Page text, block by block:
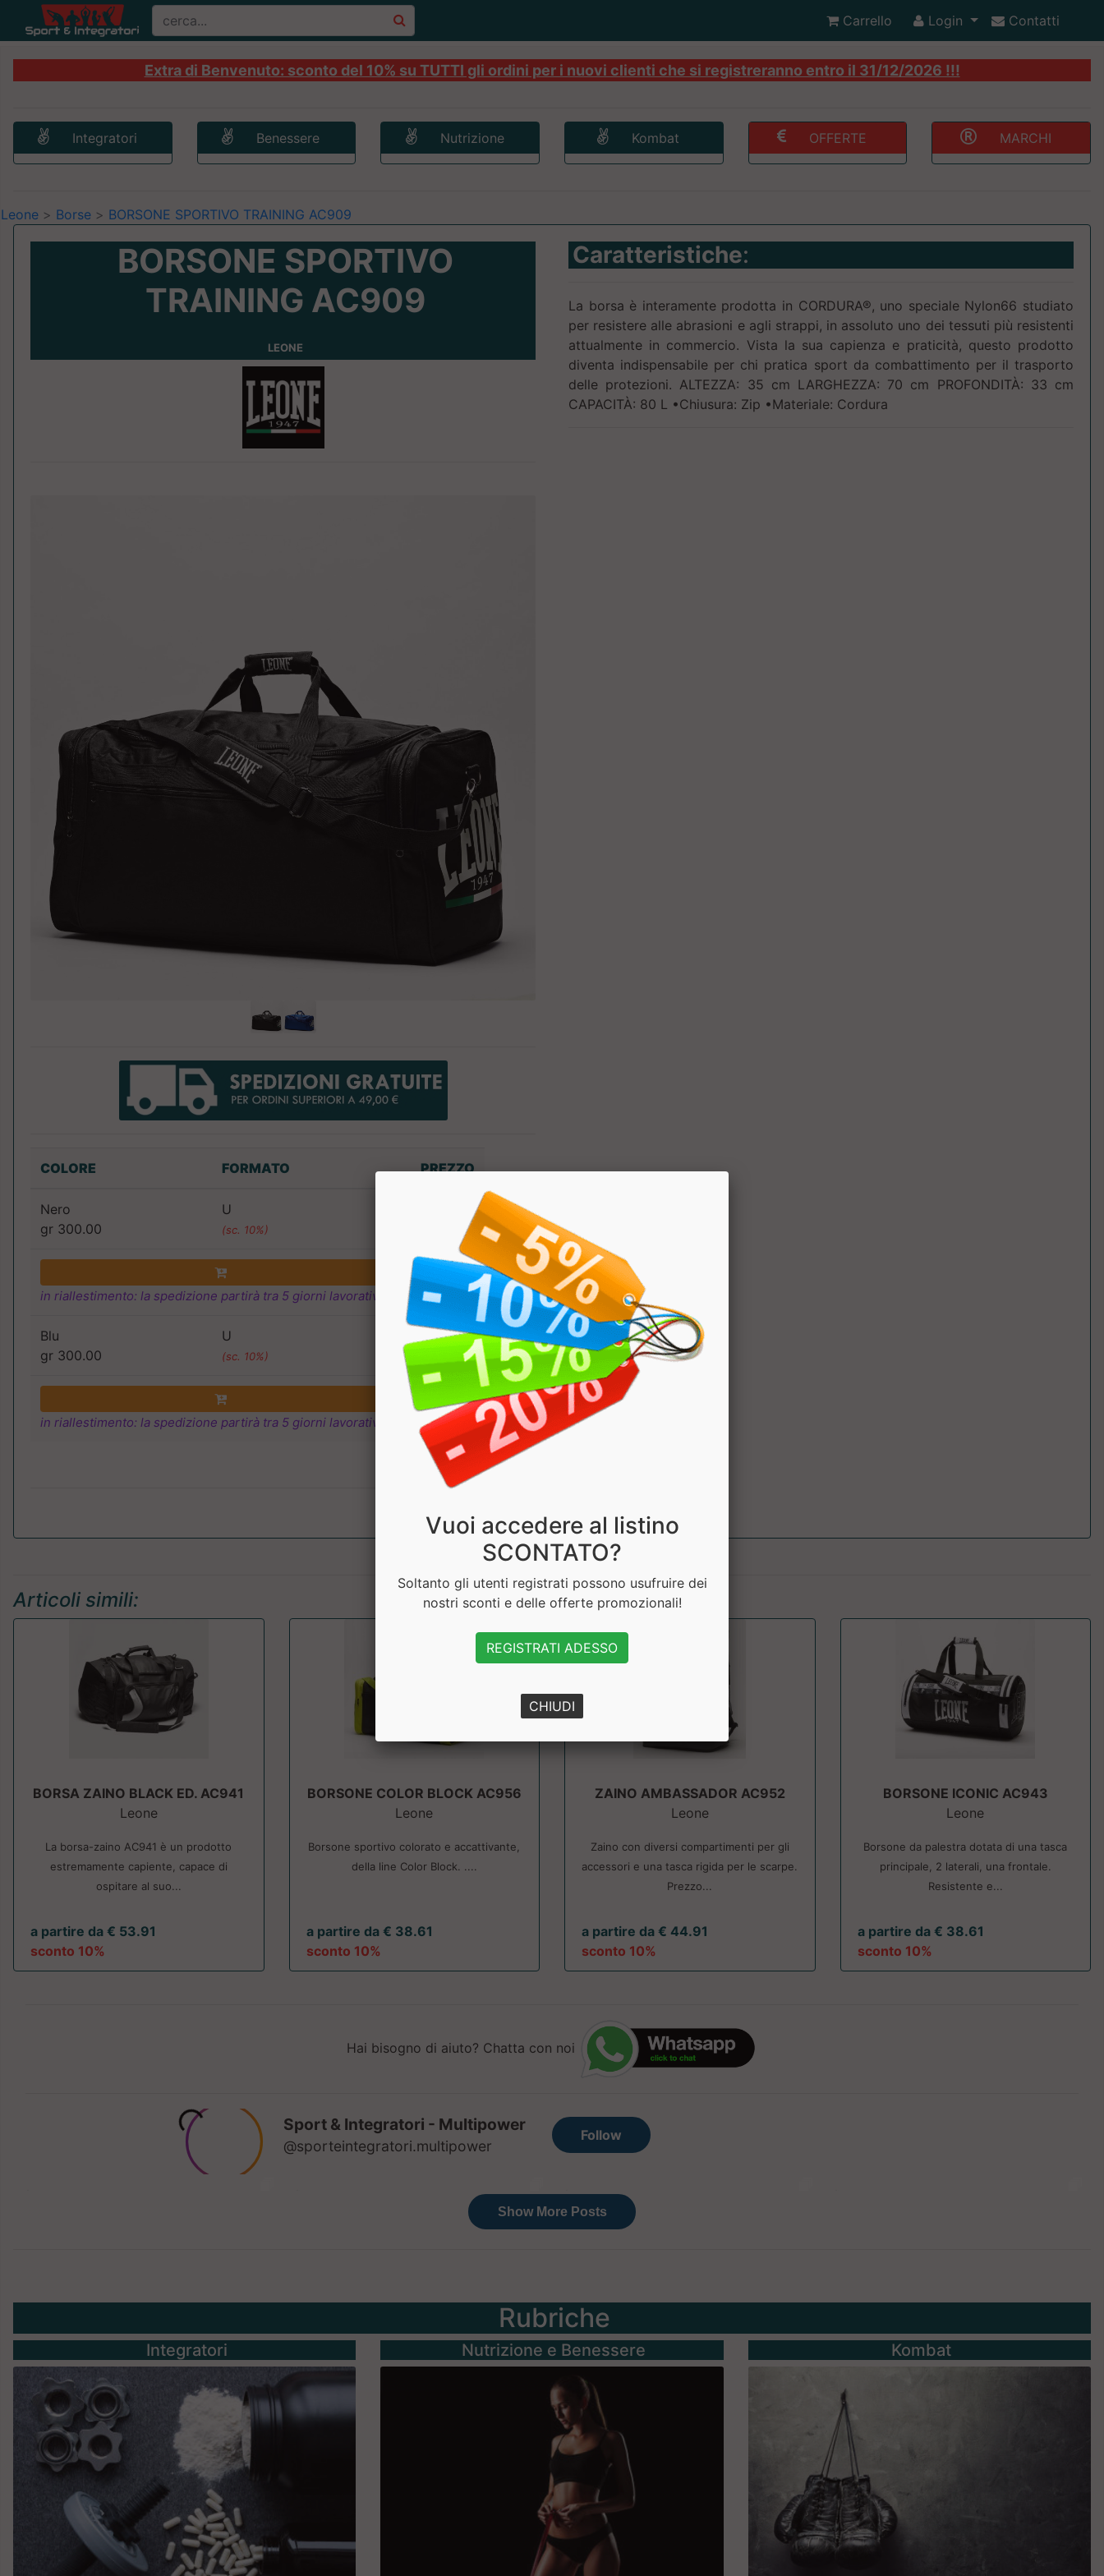
Carrello Login Contatti
Extra di Benvenuto: sconto del 10% su TUTTI gli ordini per i nuovi clienti che si registreranno entro il 31/12/2026 !!!
Integratori Benessere Nutrizione Kombat OFFERTE MARCHI
Leone > Borse > BORSONE SPORTIVO TRAINING AC909
BORSONE SPORTIVO
TRAINING AC909
LEONE
COLORE FORMATO PREZZO
Nero
gr 300.00
U
(sc. 10%)
€ 35.91
in riallestimento: la spedizione partirà tra 5 giorni lavorativi
Blu
gr 300.00
U
(sc. 10%)
€ 39.90
€ 35.91
in riallestimento: la spedizione partirà tra 5 giorni lavorativi
Caratteristiche:
La borsa è interamente prodotta in CORDURA®, uno speciale Nylon66 studiato
per resistere alle abrasioni e agli strappi, in assoluto uno dei tessuti più resistenti
attualmente in commercio. Vista la sua capienza e praticità, questo prodotto
diventa indispensabile per chi pratica sport da combattimento per il trasporto
delle protezioni. ALTEZZA: 35 cm LARGHEZZA: 70 cm PROFONDITÀ: 33 cm
CAPACITÀ: 80 L •Chiusura: Zip •Materiale: Cordura
Articoli simili:
BORSA ZAINO BLACK ED. AC941
Leone
La borsa-zaino AC941 è un prodotto
estremamente capiente, capace di
ospitare al suo...
a partire da € 53.91
sconto 10%
BORSONE COLOR BLOCK AC956
Leone
Borsone sportivo colorato e accattivante,
della line Color Block. ....
a partire da € 38.61
sconto 10%
ZAINO AMBASSADOR AC952
Leone
Zaino con diversi compartimenti per gli
accessori e una tasca rigida per le scarpe.
Prezzo...
a partire da € 44.91
sconto 10%
BORSONE ICONIC AC943
Leone
Borsone da palestra dotata di una tasca
principale, 2 laterali, una frontale.
Resistente e...
a partire da € 38.61
sconto 10%
Hai bisogno di aiuto? Chatta con noi
Rubriche
Integratori Nutrizione e Benessere Kombat
Vuoi accedere al listino
SCONTATO?
Soltanto gli utenti registrati possono usufruire dei
nostri sconti e delle offerte promozionali!
REGISTRATI ADESSO
CHIUDI